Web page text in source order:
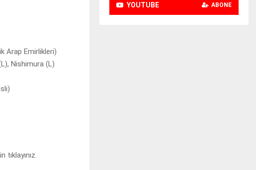
Arap Emirlikleri)
Nishimura (L)
YOUTUBE ABONE